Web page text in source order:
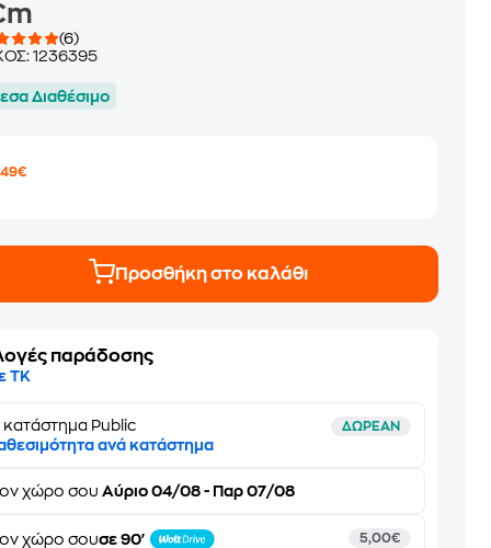
(6)
1236395
Διαθέσιμο
Προσθήκη στο καλάθι
παράδοσης
ΤΚ
κατάστημα Public ΔΩΡΕΑΝ
ανά κατάστημα
χώρο σου Αύριο 04/08 - Παρ 07/08
χώρο σουσε 90' 5,00€